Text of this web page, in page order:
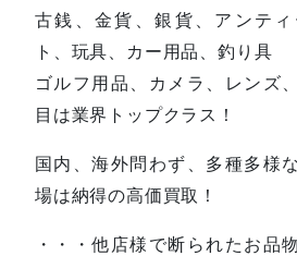
古銭、金貨、銀貨、アンテ
ト、玩具、カー用品、釣り具
ゴルフ用品、カメラ、レンズ
目は業界トップクラス！
国内、海外問わず、多種多様
場は納得の高価買取！
・・・他店様で断られたお品